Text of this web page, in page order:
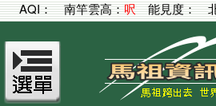
AQI： 南竿雲高：呎能見度：北